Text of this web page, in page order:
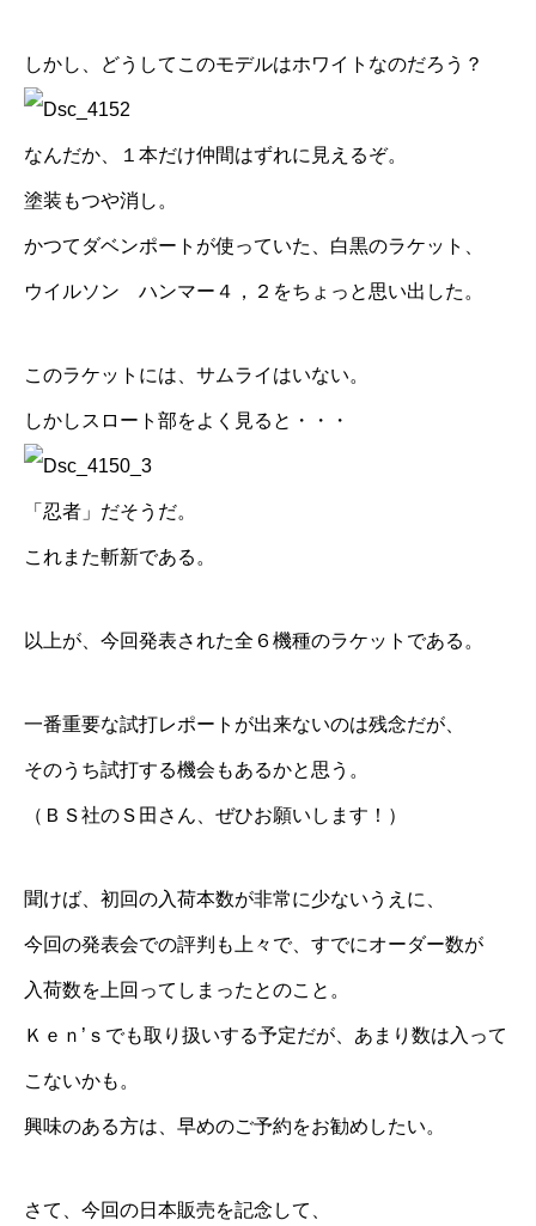
しかし、どうしてこのモデルはホワイトなのだろう？
なんだか、１本だけ仲間はずれに見えるぞ。
塗装もつや消し。
かつてダベンポートが使っていた、白黒のラケット、
ウイルソン ハンマー４，２をちょっと思い出した。
このラケットには、サムライはいない。
しかしスロート部をよく見ると・・・
「忍者」だそうだ。
これまた斬新である。
以上が、今回発表された全６機種のラケットである。
一番重要な試打レポートが出来ないのは残念だが、
そのうち試打する機会もあるかと思う。
（ＢＳ社のＳ田さん、ぜひお願いします！）
聞けば、初回の入荷本数が非常に少ないうえに、
今回の発表会での評判も上々で、すでにオーダー数が
入荷数を上回ってしまったとのこと。
Ｋｅｎ’ｓでも取り扱いする予定だが、あまり数は入って
こないかも。
興味のある方は、早めのご予約をお勧めしたい。
さて、今回の日本販売を記念して、